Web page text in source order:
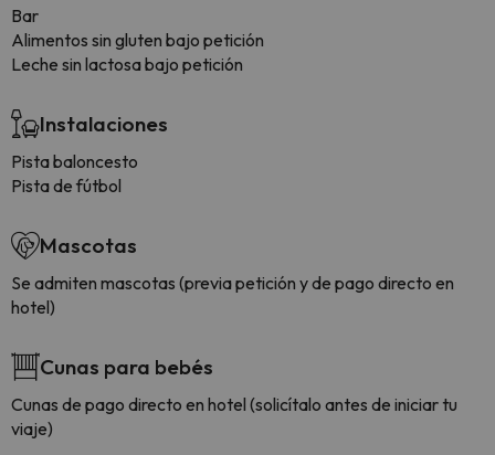
Bar
Alimentos sin gluten bajo petición
Leche sin lactosa bajo petición
Instalaciones
Pista baloncesto
Pista de fútbol
Mascotas
Se admiten mascotas (previa petición y de pago directo en
hotel)
Cunas para bebés
Cunas de pago directo en hotel (solicítalo antes de iniciar tu
viaje)